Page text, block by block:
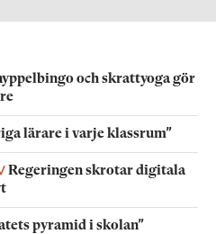
och skrattyoga gör
lärare i varje klassrum”
Regeringen skrotar digitala
pyramid i skolan”